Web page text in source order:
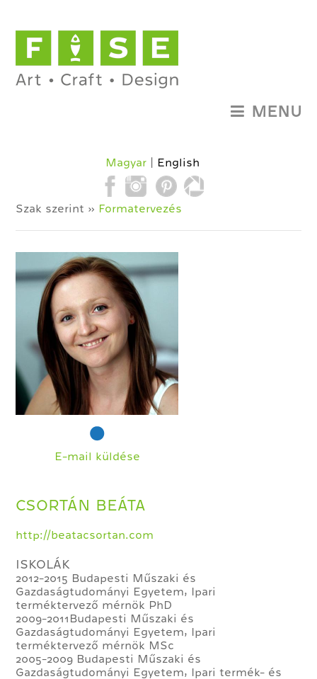
Magyar English
MENU
Szak szerint » Formatervezés
E-mail küldése
CSORTÁN BEÁTA
http://beatacsortan.com
ISKOLÁK
2012-2015 Budapesti Műszaki és
Gazdaságtudományi Egyetem, Ipari
terméktervező mérnök PhD
2009-2011Budapesti Műszaki és
Gazdaságtudományi Egyetem, Ipari
terméktervező mérnök MSc
2005-2009 Budapesti Műszaki és
Gazdaságtudományi Egyetem, Ipari termék- és